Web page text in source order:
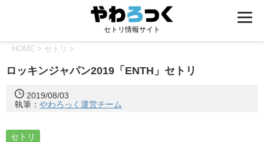
セトリ情報サイト
HOME > セトリ >
ロッキンジャパン2019「ENTH」セトリ
2019/08/03
執筆： やわろっく運営チーム
セトリ